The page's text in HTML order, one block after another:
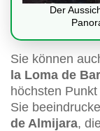
Der
Sie können
la Loma de
höchsten
Sie
de Almijara,